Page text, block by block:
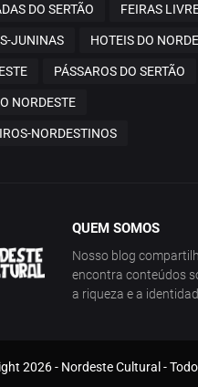
DO SERTÃO FEIRAS
JUNINAS HOTEIS DO
PÁSSAROS DO SERTÃO
NORDESTE
NORDESTINOS
QUEM SOMOS
Nosso blog
encontra conteúdos
a riqueza e a
2026 - Nordeste Cultural -